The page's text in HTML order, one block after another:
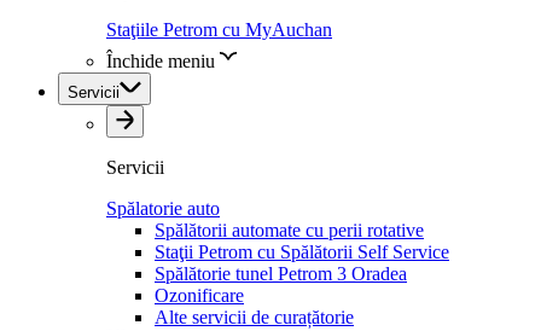
Staţiile Petrom cu MyAuchan
Închide meniu
Servicii
Servicii
Spălatorie auto
Spălătorii automate cu perii rotative
Staţii Petrom cu Spălătorii Self Service
Spălătorie tunel Petrom 3 Oradea
Ozonificare
Alte servicii de curațătorie